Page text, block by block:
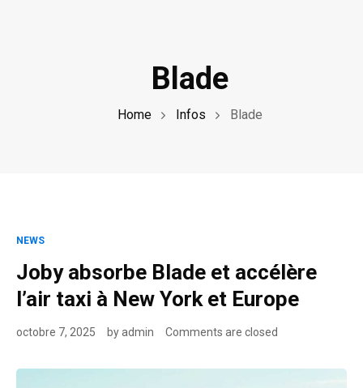
Blade
Home Infos Blade
NEWS
Joby absorbe Blade et accélère
l’air taxi à New York et Europe
octobre 7, 2025 byadmin Comments are closed